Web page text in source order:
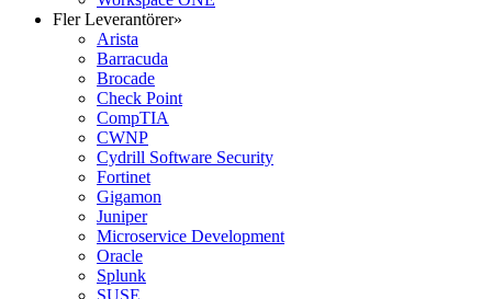
Fler Leverantörer»
Arista
Barracuda
Brocade
Check Point
CompTIA
CWNP
Cydrill Software Security
Fortinet
Gigamon
Juniper
Microservice Development
Oracle
Splunk
SUSE